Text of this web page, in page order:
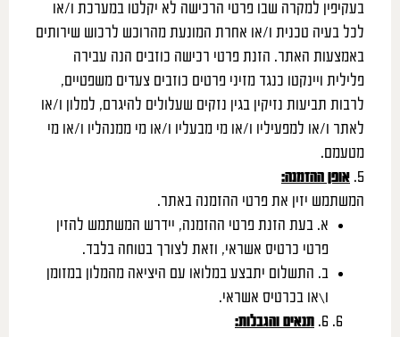
בעקיפין למקרה שבו פרטי הרכישה לא יקלטו במערכת ו/או
לכל בעיה טכנית ו/או אחרת המונעת מהרוכש לרכוש שירותים
באמצעות האתר. הזנת פרטי רכישה כוזבים הנה עבירה
פלילית ויינקטו כנגד מזיני פרטים כוזבים צעדים משפטיים,
לרבות תביעות נזיקין בגין נזקים שעלולים להיגרם, למלון ו/או
לאתר ו/או למפעיליו ו/או מי מבעליו ו/או מי ממנהליו ו/או מי
מטעמם.
5. אופן ההזמנה:
המשתמש יזין את פרטי ההזמנה באתר.
א. בעת הזנת פרטי ההזמנה, יידרש המשתמש להזין
פרטי כרטיס אשראי, וזאת לצורך בטוחה בלבד.
ב. התשלום יתבצע במלואו עם היציאה מהמלון במזומן
ו\או בכרטיס אשראי.
6. תנאים והגבלות: